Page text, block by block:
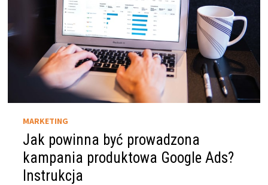
MARKETING
Jak powinna być prowadzona
kampania produktowa Google Ads?
Instrukcja